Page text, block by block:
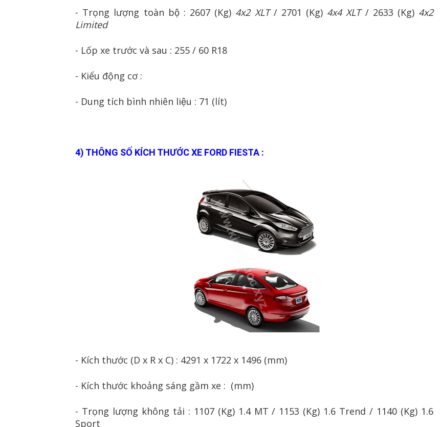
- Trọng lượng toàn bộ : 2607 (Kg) 4x2 XLT/ 2701 (Kg) 4x4 XLT / 2633 (Kg) 4x2
Limited
- Lốp xe trước và sau : 255 / 60 R18
- Kiểu động cơ :
- Dung tích bình nhiên liệu : 71 (lít)
4) THÔNG SỐ KÍCH THƯỚC XE FORD FIESTA :
- Kích thước (D x R x C) : 4291 x 1722 x 1496 (mm)
- Kích thước khoảng sáng gầm xe : (mm)
- Trọng lượng không tải : 1107 (Kg) 1.4 MT / 1153 (Kg) 1.6 Trend / 1140 (Kg) 1.6
Sport